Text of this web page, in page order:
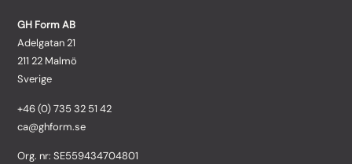
GH Form AB
Adelgatan 21
211 22 Malmö
Sverige
+46 (0) 735 32 51 42
ca@ghform.se
Org. nr: SE559434704801